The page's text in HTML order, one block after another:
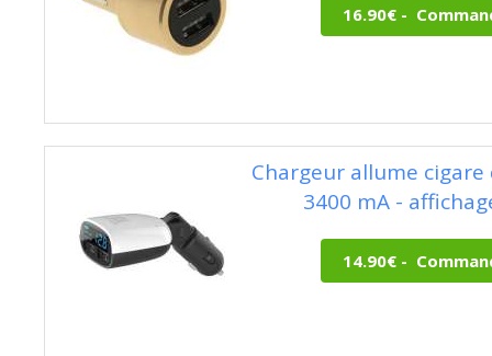
Chargeur allume cigare
3400 mA -